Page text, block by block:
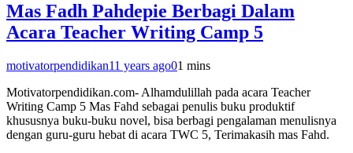
Mas Fadh Pahdepie Berbagi Dalam
Acara Teacher Writing Camp 5
motivatorpendidikan11 years ago01 mins
Motivatorpendidikan.com- Alhamdulillah pada acara Teacher
Writing Camp 5 Mas Fahd sebagai penulis buku produktif
khususnya buku-buku novel, bisa berbagi pengalaman menulisnya
dengan guru-guru hebat di acara TWC 5, Terimakasih mas Fahd.